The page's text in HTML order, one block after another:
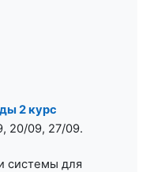
2 курс
20/09, 27/09.
системы для